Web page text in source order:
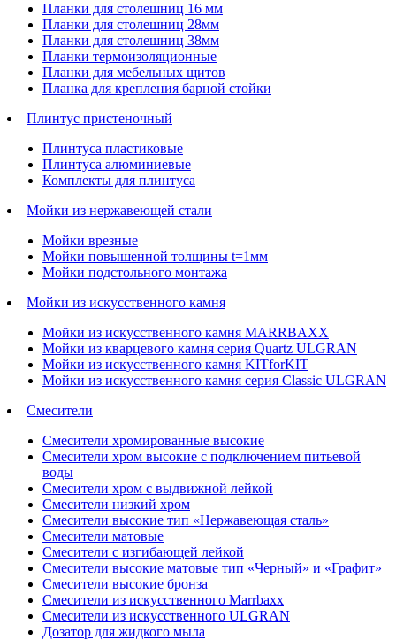
Планки для столешниц 16 мм
Планки для столешниц 28мм
Планки для столешниц 38мм
Планки термоизоляционные
Планки для мебельных щитов
Планка для крепления барной стойки
Плинтус пристеночный
Плинтуса пластиковые
Плинтуса алюминиевые
Комплекты для плинтуса
Мойки из нержавеющей стали
Мойки врезные
Мойки повышенной толщины t=1мм
Мойки подстольного монтажа
Мойки из искусственного камня
Мойки из искусственного камня MARRBAXX
Мойки из кварцевого камня серия Quartz ULGRAN
Мойки из искусственного камня KITforKIT
Мойки из искусственного камня серия Classic ULGRAN
Смесители
Смесители хромированные высокие
Смесители хром высокие с подключением питьевой
воды
Смесители хром с выдвижной лейкой
Смесители низкий хром
Смесители высокие тип «Нержавеющая сталь»
Смесители матовые
Смесители с изгибающей лейкой
Смесители высокие матовые тип «Черный» и «Графит»
Смесители высокие бронза
Смесители из искусственного Marrbaxx
Смесители из искусственного ULGRAN
Дозатор для жидкого мыла